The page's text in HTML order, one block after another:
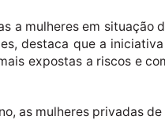
a mulheres em situação
destaca que a
expostas a riscos e
as mulheres privadas